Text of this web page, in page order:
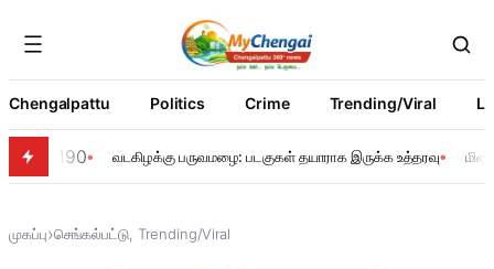
Chengalpattu Politics Crime Trending/Viral
190 வடகிழக்கு பருவமழை: படகுகள் தயாராக இருக்க உத்தரவு
முகப்பு›செங்கல்பட்டு, Trending/Viral